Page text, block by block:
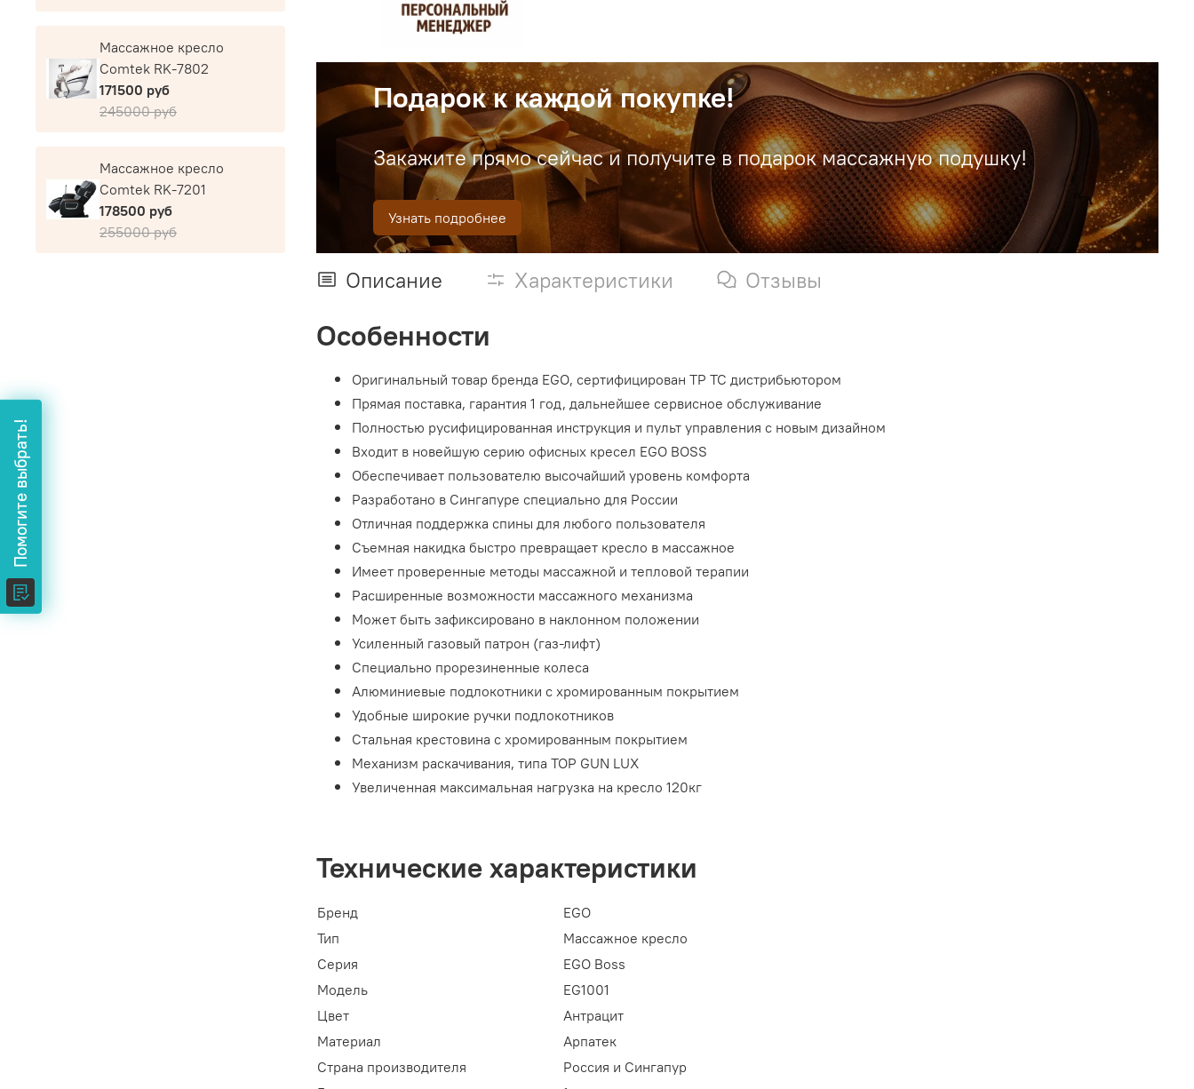
Помогите выбрать!
Подарок к каждой покупке!
Закажите прямо сейчас и получите в подарок массажную подушку!
Узнать подробнее
Описание Характеристики Отзывы
Особенности
Оригинальный товар бренда EGO, сертифицирован ТР ТС дистрибьютором
Прямая поставка, гарантия 1 год, дальнейшее сервисное обслуживание
Полностью русифицированная инструкция и пульт управления с новым дизайном
Входит в новейшую серию офисных кресел EGO BOSS
Обеспечивает пользователю высочайший уровень комфорта
Разработано в Сингапуре специально для России
Отличная поддержка спины для любого пользователя
Съемная накидка быстро превращает кресло в массажное
Имеет проверенные методы массажной и тепловой терапии
Расширенные возможности массажного механизма
Может быть зафиксировано в наклонном положении
Усиленный газовый патрон (газ-лифт)
Специально прорезиненные колеса
Алюминиевые подлокотники с хромированным покрытием
Удобные широкие ручки подлокотников
Стальная крестовина с хромированным покрытием
Механизм раскачивания, типа TOP GUN LUX
Увеличенная максимальная нагрузка на кресло 120кг
Технические характеристики
Бренд
EGO
Тип
Массажное кресло
Серия
EGO Boss
Модель
EG1001
Цвет
Антрацит
Материал
Арпатек
Страна производителя
Россия и Сингапур
Массажное кресло
Comtek RK-7802
171500 руб
245000 руб
Массажное кресло
Comtek RK-7201
178500 руб
255000 руб